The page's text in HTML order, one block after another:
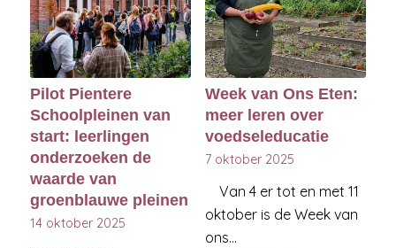
Pilot Pientere
Schoolpleinen van
start: leerlingen
onderzoeken de
waarde van
groenblauwe pleinen
14 oktober 2025
Week van Ons Eten:
meer leren over
voedseleducatie
7 oktober 2025
Van 4 er tot en met 11
oktober is de Week van
ons…